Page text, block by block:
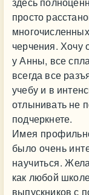
просто
черчения. Хочу
у Анны, все
всегда все
учебу и в
отлынивать не
подчеркнете.
Имея
было очень
научиться.
как любой
выпускников с